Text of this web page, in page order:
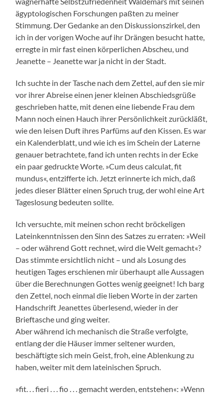
ägyptologischen Forschungen paßten zu meiner
Stimmung. Der Gedanke an den Diskussionszirkel, den
ich in der vorigen Woche auf ihr Drängen besucht hatte,
erregte in mir fast einen körperlichen Abscheu, und
Jeanette – Jeanette war ja nicht in der Stadt.
Ich suchte in der Tasche nach dem Zettel, auf den sie mir
vor ihrer Abreise einen jener kleinen Abschiedsgrüße
geschrieben hatte, mit denen eine liebende Frau dem
Mann noch einen Hauch ihrer Persönlichkeit zurückläßt,
wie den leisen Duft ihres Parfüms auf den Kissen. Es war
ein Kalenderblatt, und wie ich es im Schein der Laterne
genauer betrachtete, fand ich unten rechts in der Ecke
ein paar gedruckte Worte. »Cum deus calculat, fit
mundus«, entzifferte ich. Jetzt erinnerte ich mich, daß
jedes dieser Blätter einen Spruch trug, der wohl eine Art
Tageslosung bedeuten sollte.
Ich versuchte, mit meinen schon recht bröckeligen
Lateinkenntnissen den Sinn des Satzes zu erraten: »Weil
– oder während Gott rechnet, wird die Welt gemacht«?
Das stimmte ersichtlich nicht – und als Losung des
heutigen Tages erschienen mir überhaupt alle Aussagen
über die Berechnungen Gottes wenig geeignet! Ich barg
den Zettel, noch einmal die lieben Worte in der zarten
Handschrift Jeanettes überlesend, wieder in der
Brieftasche und ging weiter.
Aber während ich mechanisch die Straße verfolgte,
entlang der die Häuser immer seltener wurden,
beschäftigte sich mein Geist, froh, eine Ablenkung zu
haben, weiter mit dem lateinischen Spruch.
»fit. . . fieri . . . fio . . . gemacht werden, entstehen«: »Wenn